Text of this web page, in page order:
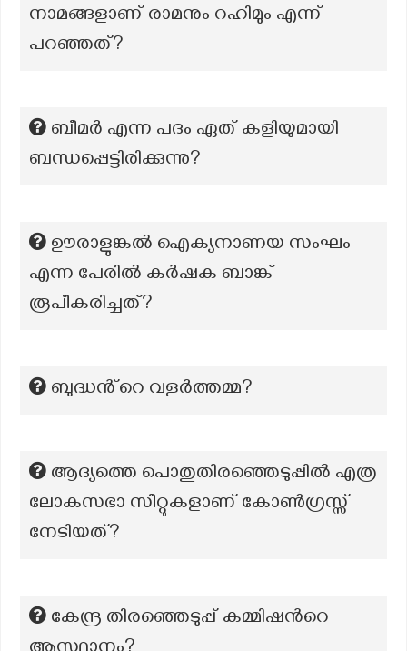
നാമങ്ങളാണ് രാമനും റഹിമും എന്ന്
പറഞ്ഞത്?
ബീമർ എന്ന പദം ഏത് കളിയുമായി
ബന്ധപ്പെട്ടിരിക്കുന്നു?
ഊരാളുങ്കല്‍ ഐക്യനാണയ സംഘം
എന്ന പേരില്‍ കര്‍ഷക ബാങ്ക്
രൂപീകരിച്ചത്?
ബുദ്ധൻ്റെ വളർത്തമ്മ?
ആദ്യത്തെ പൊതുതിരഞ്ഞെടുപ്പിൽ എത്ര
ലോകസഭാ സീറ്റുകളാണ് കോൺഗ്രസ്സ്
നേടിയത്?
കേന്ദ്ര തിരഞ്ഞെടുപ്പ് കമ്മിഷന്‍റെ